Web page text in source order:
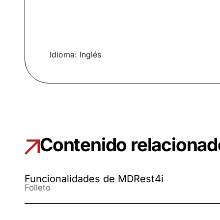
Idioma: Inglés
Contenido
Funcionalidades de MDRest4i
Folleto